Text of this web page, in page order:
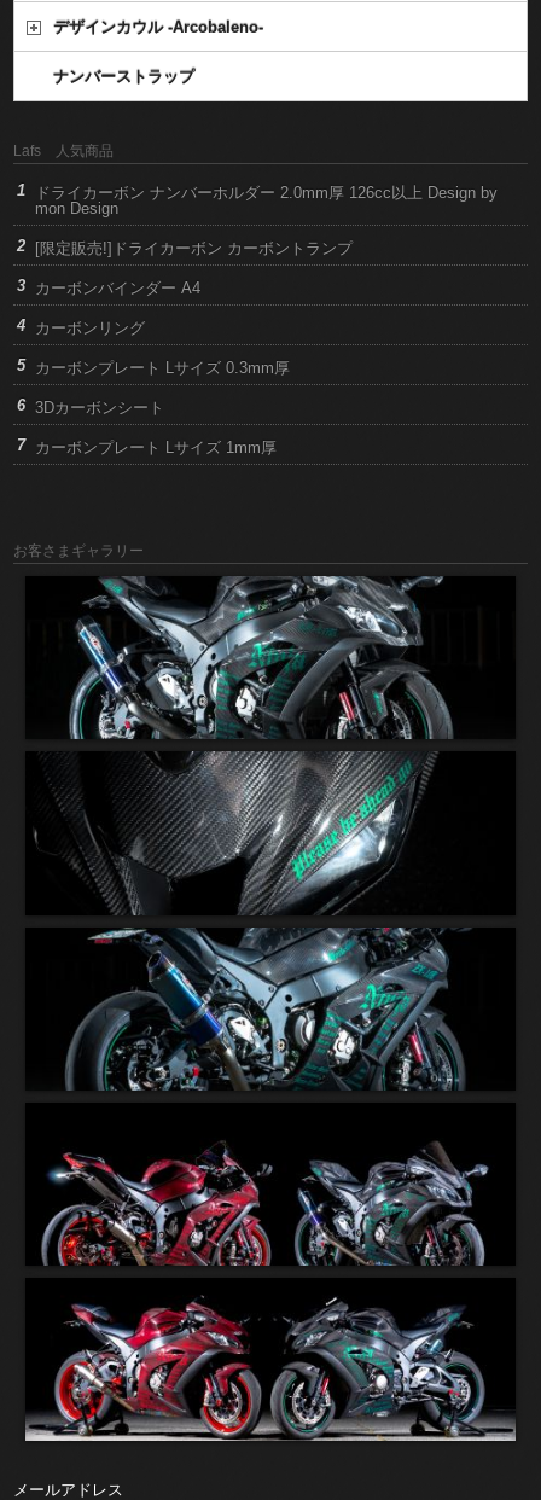
デザインカウル -Arcobaleno-
ナンバーストラップ
Lafs 人気商品
ドライカーボン ナンバーホルダー 2.0mm厚 126cc以上 Design by
mon Design
[限定販売!]ドライカーボン カーボントランプ
カーボンバインダー A4
カーボンリング
カーボンプレート Lサイズ 0.3mm厚
3Dカーボンシート
カーボンプレート Lサイズ 1mm厚
お客さまギャラリー
メールアドレス